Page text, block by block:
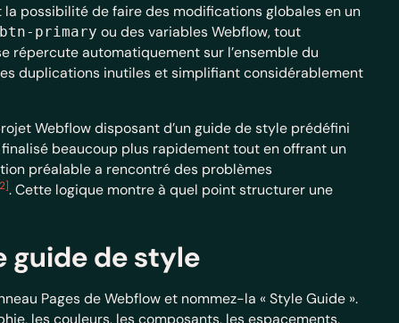
possibilité de faire des modifications globales en un
primary ou des variables Webflow, tout
répercute automatiquement sur l’ensemble du
duplications inutiles et simplifiant considérablement
Webflow disposant d’un guide de style prédéfini
beaucoup plus rapidement tout en offrant un
préalable a rencontré des problèmes
. Cette logique montre à quel point structurer une
guide de style
Pages de Webflow et nommez-la « Style Guide ».
les couleurs, les composants, les espacements,